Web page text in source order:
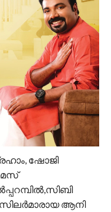
ഷോജി
ആനി